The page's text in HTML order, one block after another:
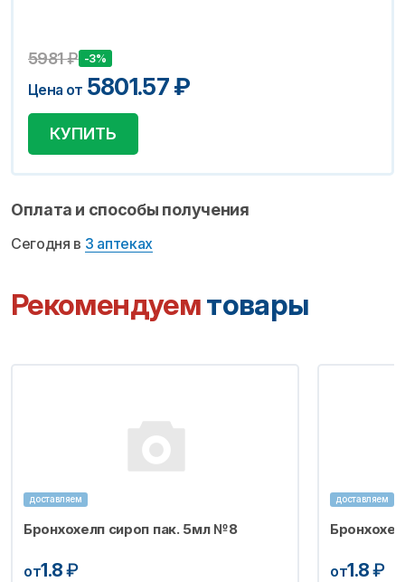
5981₽ -3%
Цена от 5801.57₽
КУПИТЬ
Оплата и способы получения
Сегодня в 3 аптеках
Рекомендуемтовары
доставляем
Бронхохелп сироп пак. 5мл №8
от1.8₽
доставляем
от1.8₽